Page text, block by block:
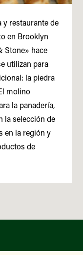
y restaurante de
en Brooklyn
Stone» hace
utilizan para
la piedra
molino
la panadería,
la selección de
en la región y
de